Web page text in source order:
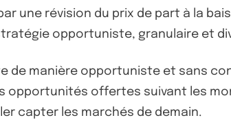
une révision du prix de part à la
opportuniste, granulaire et
de manière opportuniste et sans
opportunités offertes suivant les
capter les marchés de demain.